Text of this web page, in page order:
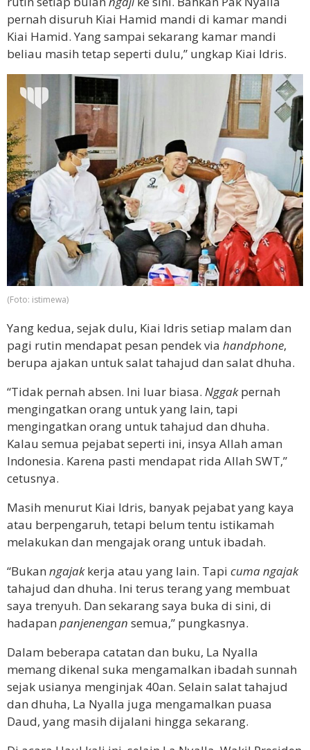
pernah disuruh Kiai Hamid mandi di kamar mandi
Kiai Hamid. Yang sampai sekarang kamar mandi
beliau masih tetap seperti dulu,” ungkap Kiai Idris.
(Foto: istimewa)
Yang kedua, sejak dulu, Kiai Idris setiap malam dan
pagi rutin mendapat pesan pendek via handphone,
berupa ajakan untuk salat tahajud dan salat dhuha.
“Tidak pernah absen. Ini luar biasa. Nggakpernah
mengingatkan orang untuk yang lain, tapi
mengingatkan orang untuk tahajud dan dhuha.
Kalau semua pejabat seperti ini, insya Allah aman
Indonesia. Karena pasti mendapat rida Allah SWT,”
cetusnya.
Masih menurut Kiai Idris, banyak pejabat yang kaya
atau berpengaruh, tetapi belum tentu istikamah
melakukan dan mengajak orang untuk ibadah.
“Bukan ngajakkerja atau yang lain. Tapi cuma ngajak
tahajud dan dhuha. Ini terus terang yang membuat
saya trenyuh. Dan sekarang saya buka di sini, di
hadapan panjenengan semua,” pungkasnya.
Dalam beberapa catatan dan buku, La Nyalla
memang dikenal suka mengamalkan ibadah sunnah
sejak usianya menginjak 40an. Selain salat tahajud
dan dhuha, La Nyalla juga mengamalkan puasa
Daud, yang masih dijalani hingga sekarang.